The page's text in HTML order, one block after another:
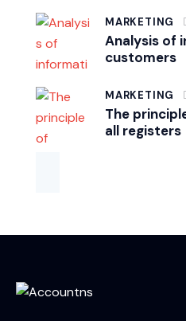
MARKETING
Analysis of
customers
MARKETING
The
all registers